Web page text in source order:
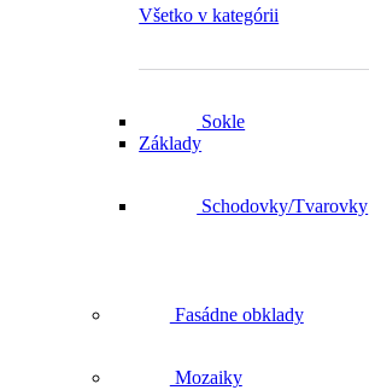
Všetko v kategórii
Sokle
Základy
Schodovky/Tvarovky
Fasádne obklady
Mozaiky